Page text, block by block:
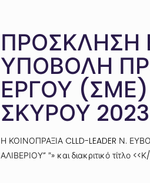
ΠΡΟΣΚΛΗΣΗ
ΥΠΟΒΟΛΗ
ΕΡΓΟΥ (ΣΜΕ)
ΣΚΥΡΟΥ
Η ΚΟΙΝΟΠΡΑΞΙΑ CLLD-LEADER Ν.
ΑΛΙΒΕΡΙΟΥ” ″» και διακριτικό τίτλο